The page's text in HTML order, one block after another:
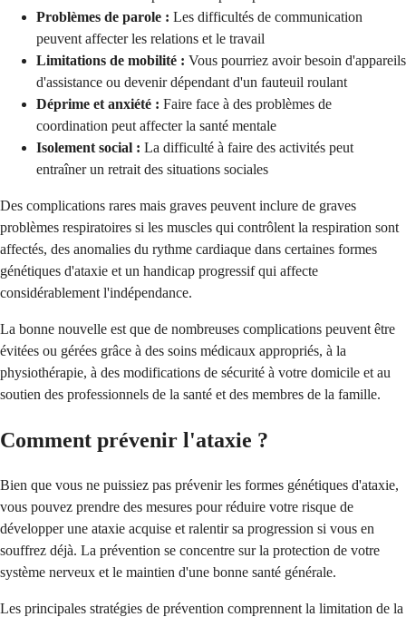
Problèmes de parole : Les difficultés de communication
peuvent affecter les relations et le travail
Limitations de mobilité : Vous pourriez avoir besoin d'appareils
d'assistance ou devenir dépendant d'un fauteuil roulant
Déprime et anxiété : Faire face à des problèmes de
coordination peut affecter la santé mentale
Isolement social : La difficulté à faire des activités peut
entraîner un retrait des situations sociales
Des complications rares mais graves peuvent inclure de graves
problèmes respiratoires si les muscles qui contrôlent la respiration sont
affectés, des anomalies du rythme cardiaque dans certaines formes
génétiques d'ataxie et un handicap progressif qui affecte
considérablement l'indépendance.
La bonne nouvelle est que de nombreuses complications peuvent être
évitées ou gérées grâce à des soins médicaux appropriés, à la
physiothérapie, à des modifications de sécurité à votre domicile et au
soutien des professionnels de la santé et des membres de la famille.
Comment prévenir l'ataxie ?
Bien que vous ne puissiez pas prévenir les formes génétiques d'ataxie,
vous pouvez prendre des mesures pour réduire votre risque de
développer une ataxie acquise et ralentir sa progression si vous en
souffrez déjà. La prévention se concentre sur la protection de votre
système nerveux et le maintien d'une bonne santé générale.
Les principales stratégies de prévention comprennent la limitation de la